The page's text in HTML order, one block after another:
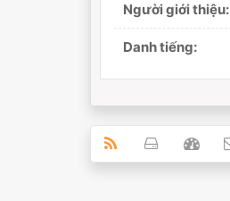
Người giới thiệu:
Danh tiếng: